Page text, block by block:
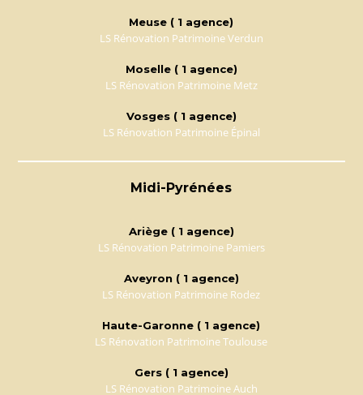
Meuse ( 1 agence)
LS Rénovation Patrimoine Verdun
Moselle ( 1 agence)
LS Rénovation Patrimoine Metz
Vosges ( 1 agence)
LS Rénovation Patrimoine Épinal
Midi-Pyrénées
Ariège ( 1 agence)
LS Rénovation Patrimoine Pamiers
Aveyron ( 1 agence)
LS Rénovation Patrimoine Rodez
Haute-Garonne ( 1 agence)
LS Rénovation Patrimoine Toulouse
Gers ( 1 agence)
LS Rénovation Patrimoine Auch